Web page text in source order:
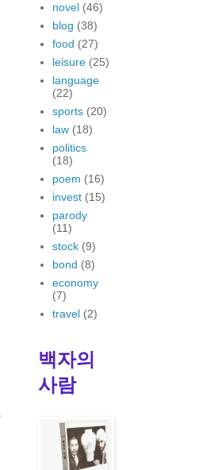
novel (46)
blog (38)
food (27)
leisure (25)
language
(22)
sports (20)
law (18)
politics
(18)
poem (16)
invest (15)
parody
(11)
stock (9)
bond (8)
economy
(7)
travel (2)
백자의
사람